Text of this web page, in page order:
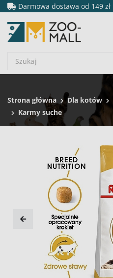
Darmowa dostawa od 149 zł
Strona główna Dla kotów
Karmy suche